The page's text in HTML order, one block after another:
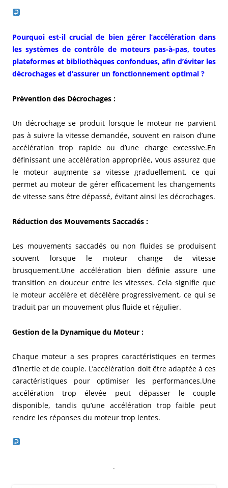
Pourquoi est-il crucial de bien gérer l’accélération dans
les systèmes de contrôle de moteurs pas-à-pas, toutes
plateformes et bibliothèques confondues, afin d’éviter les
décrochages et d’assurer un fonctionnement optimal ?
Prévention des Décrochages :
Un décrochage se produit lorsque le moteur ne parvient
pas à suivre la vitesse demandée, souvent en raison d’une
accélération trop rapide ou d’une charge excessive.En
définissant une accélération appropriée, vous assurez que
le moteur augmente sa vitesse graduellement, ce qui
permet au moteur de gérer efficacement les changements
de vitesse sans être dépassé, évitant ainsi les décrochages.
Réduction des Mouvements Saccadés :
Les mouvements saccadés ou non fluides se produisent
souvent lorsque le moteur change de vitesse
brusquement.Une accélération bien définie assure une
transition en douceur entre les vitesses. Cela signifie que
le moteur accélère et décélère progressivement, ce qui se
traduit par un mouvement plus fluide et régulier.
Gestion de la Dynamique du Moteur :
Chaque moteur a ses propres caractéristiques en termes
d’inertie et de couple. L’accélération doit être adaptée à ces
caractéristiques pour optimiser les performances.Une
accélération trop élevée peut dépasser le couple
disponible, tandis qu’une accélération trop faible peut
rendre les réponses du moteur trop lentes.
.